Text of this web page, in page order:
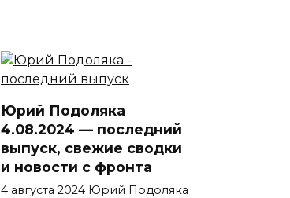
Юрий Подоляка
4.08.2024 — последний
выпуск, свежие сводки
и новости с фронта
4 августа 2024 Юрий Подоляка